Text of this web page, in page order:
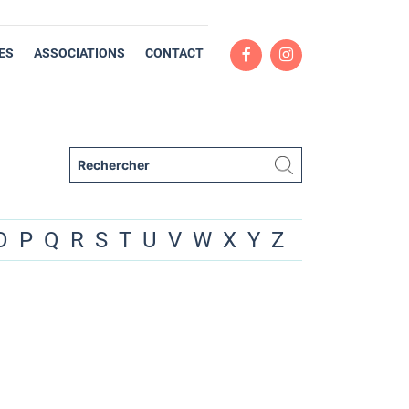
ASSOCIATIONS CONTACT
P Q R S T U V W X Y Z